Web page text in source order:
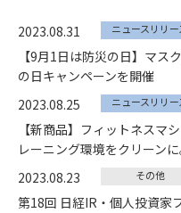
2023.08.31 ニュースリリー
【9月1日は防災の日】マ
の日キャンペーンを開催
2023.08.25
ニュースリリー
【新商品】フィットネスマ
レーニング環境をクリーン
2023.08.23
その他
第18回 日経IR・個人投資家